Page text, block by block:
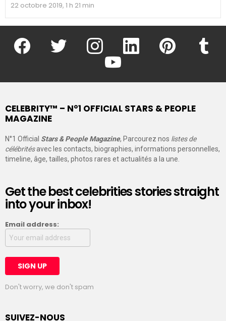
22 octobre 2019, 1 h 21 min
facebook twitter instagram linkedin pinterest
youtube
CELEBRITY™ – N°1 OFFICIAL STARS & PEOPLE
MAGAZINE
N°1 Official Stars & People Magazine, Parcourez nos listes de
célébritésavec les contacts, biographies, informations personnelles,
timeline, âge, tailles, photos rares et actualités a la une.
Get the best celebrities stories straight
into your inbox!
Email address:
Don't worry, we don't spam
SUIVEZ-NOUS